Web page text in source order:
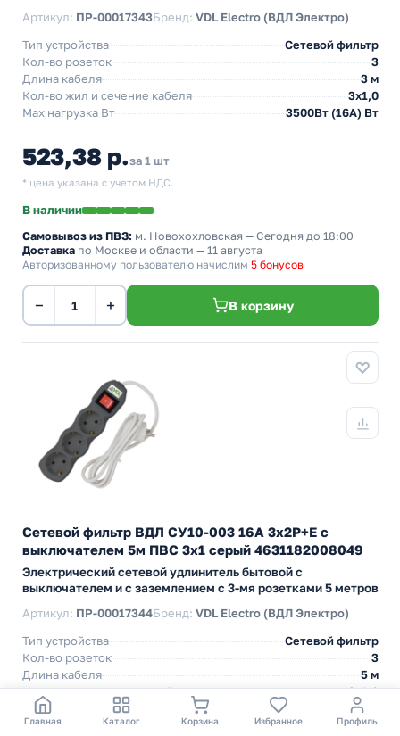
Артикул: ПР-00017343Бренд: VDL Electro (ВДЛ Электро)
Тип устройства
Сетевой фильтр
Кол-во розеток
3
Длина кабеля
3 м
Кол-во жил и сечение кабеля
3х1,0
Max нагрузка Вт
3500Вт (16А) Вт
523,38 р.за 1 шт
* цена указана с учетом НДС.
В наличии
Самовывоз из ПВЗ: м. Новохохловская — Сегодня до 18:00
Доставка по Москве и области — 11 августа
Авторизованному пользователю начислим 5 бонусов
− + В корзину
Сетевой фильтр ВДЛ СУ10-003 16А 3х2P+E с
выключателем 5м ПВС 3х1 серый 4631182008049
Электрический сетевой удлинитель бытовой с
выключателем и с заземлением с 3-мя розетками 5 метров
Артикул: ПР-00017344Бренд: VDL Electro (ВДЛ Электро)
Тип устройства
Сетевой фильтр
Кол-во розеток
3
Длина кабеля
5 м
Кол-во жил и сечение кабеля
3х1,0
Max нагрузка Вт
3500Вт (16А) Вт
Главная Каталог Корзина Избранное Профиль